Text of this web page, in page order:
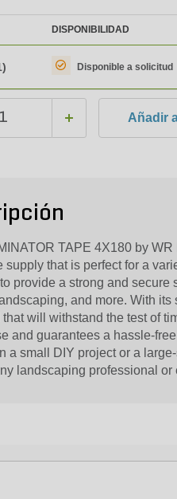
DISPONIBILIDAD
Disponible a solicitud
Añadir
TAPE 4X180 by
supply that is perfect for a
provide a strong and secure
and more. With
will withstand the test of
and guarantees a hassle-
a small DIY project or a
landscaping professional or